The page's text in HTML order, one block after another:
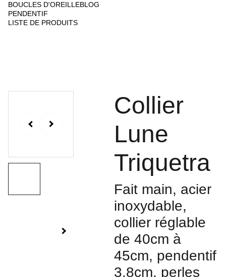
BOUCLES D'OREILLEBLOG
PENDENTIF
LISTE DE PRODUITS
Collier
Lune
Triquetra
Fait main, acier
inoxydable,
collier réglable
de 40cm à
45cm, pendentif
3,8cm, perles